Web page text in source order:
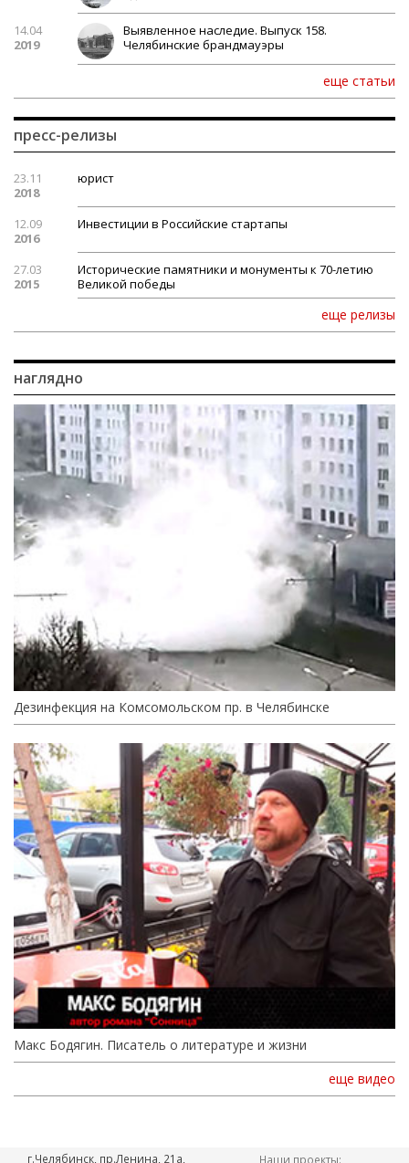
14.04
2019
Выявленное наследие. Выпуск 158.
Челябинские брандмауэры
еще статьи
пресс-релизы
23.11
2018
юрист
12.09
2016
Инвестиции в Российские стартапы
27.03
2015
Исторические памятники и монументы к 70-летию
Великой победы
еще релизы
наглядно
Дезинфекция на Комсомольском пр. в Челябинске
Макс Бодягин. Писатель о литературе и жизни
еще видео
г.Челябинск, пр.Ленина, 21а, Наши проекты: